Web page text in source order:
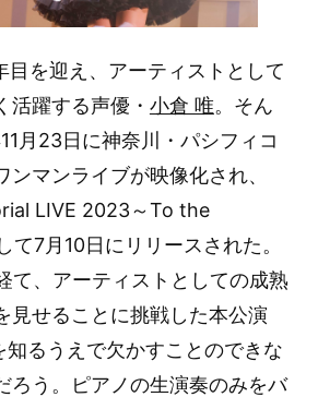
目を迎え、アーティストとして
活躍する声優・ 小倉 唯。そん
月23日に神奈川・パシフィコ
ンマンライブが映像化され、
LIVE 2023～To the
て7月10日にリリースされた。
て、アーティストとしての成熟
見せることに挑戦した本公演
知るうえで欠かすことのできな
ろう。ピアノの生演奏のみをバ